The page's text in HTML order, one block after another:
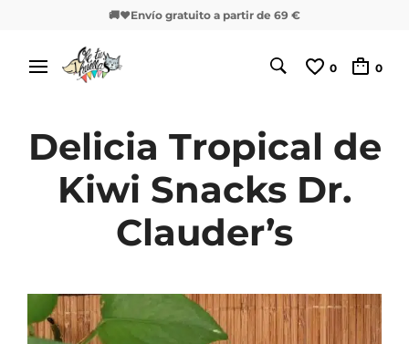
🚚❤️Envío gratuito a partir de 69 €
0 0
Delicia Tropical de
Kiwi Snacks Dr.
Clauder’s